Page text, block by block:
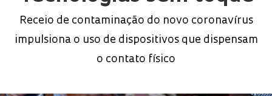
Receio de contaminação do novo coronavírus
impulsiona o uso de dispositivos que dispensam
o contato físico